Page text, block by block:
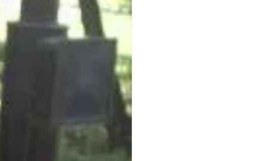
Фотогалерея